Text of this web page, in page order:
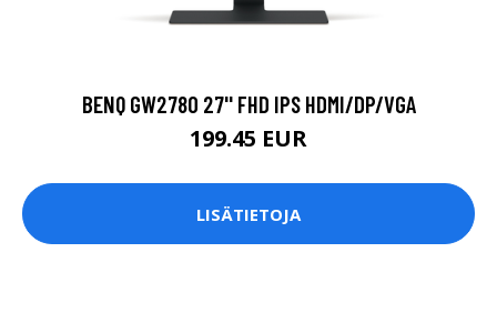
BENQ GW2780 27'' FHD IPS HDMI/DP/VGA
199.45 EUR
LISÄTIETOJA